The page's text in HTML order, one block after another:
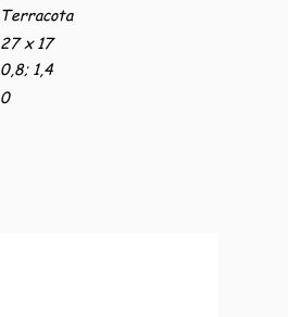
Terracota
27 x 17
0,8; 1,4
0